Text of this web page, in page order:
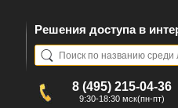
Решения доступа в
8 (495) 215-04-36
9:30-18:30 мск(пн-пт)